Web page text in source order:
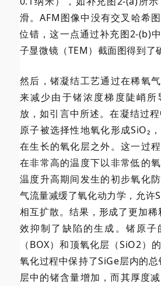
滑。AFM图像中没有交叉哈希
位错，这一点通过补充图2-(b)
子显微镜（TEM）截面图得到了
然后，锗凝结工艺通过在稀氧
来减少由于锗浓度梯度陡峭所
放，如引言中所述。在凝结过
原子被选择性地氧化形成SiO₂
在生长的氧化层之外。这一过
在非常高的温度下以非常低的氧
温度升高期间发生的初步氧化
气流量减缓了氧化动力学，允许
相互扩散。结果，形成了更加
效抑制了缺陷的生成。锗原
（BOX）和顶氧化层（SiO2）
氧化过程中保持了SiGe层内的
层中的锗含量增加，而其厚度